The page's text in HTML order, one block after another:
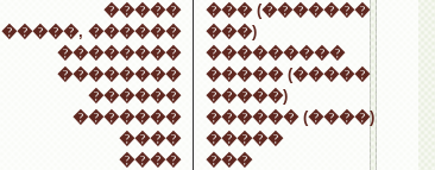
�����
�����, ������
��������
��������
������
�������
����
����
��� (�������
���)
���������
����� (�����
�����)
������ (����)
�����
���